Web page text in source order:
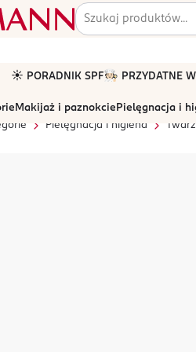
☀️ PORADNIK SPF🧑🏻‍🍳 PRZYDATNE
Makijaż i paznokcie Pielęgnacja i
Pielęgnacja i higiena Twarz